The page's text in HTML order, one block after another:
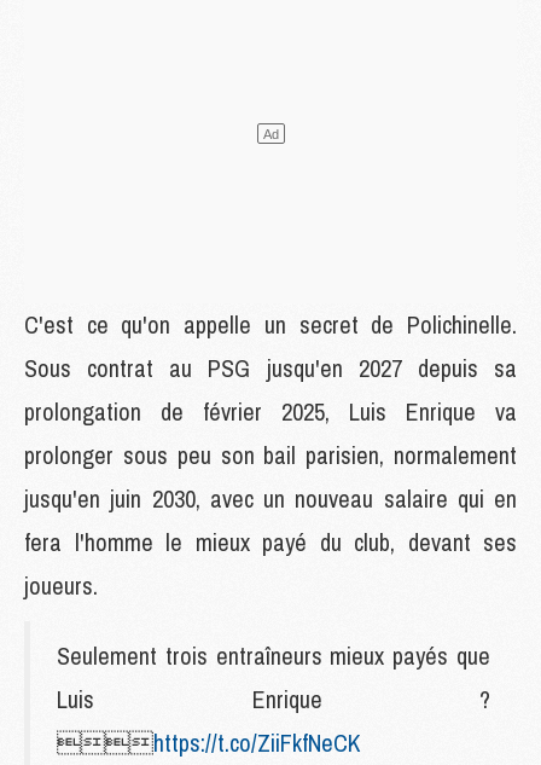
C'est ce qu'on appelle un secret de Polichinelle.
Sous contrat au PSG jusqu'en 2027 depuis sa
prolongation de février 2025, Luis Enrique va
prolonger sous peu son bail parisien, normalement
jusqu'en juin 2030, avec un nouveau salaire qui en
fera l'homme le mieux payé du club, devant ses
joueurs.
Seulement trois entraîneurs mieux payés que
Luis Enrique ?
https://t.co/ZiiFkfNeCK